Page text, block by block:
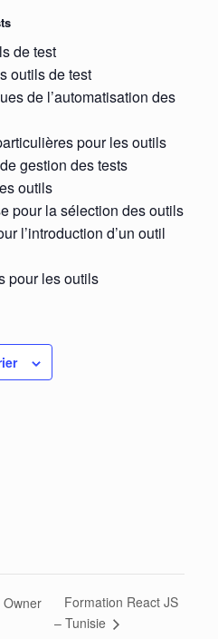
de test
outils de test
de l’automatisation des
pour les outils
gestion des tests
outils
pour la sélection des outils
l’introduction d’un outil
pour les outils
Owner
Formation React JS
– Tunisie